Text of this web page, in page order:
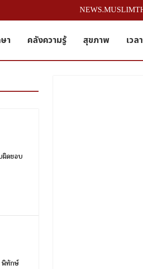
า คลังความรู้ สุขภาพ เวล
ผิดชอบ
พิทักษ์